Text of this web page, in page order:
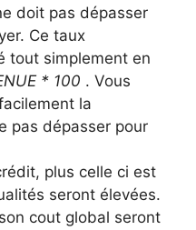
doit pas dépasser
Ce taux
tout simplement en
* 100 . Vous
la
pas dépasser pour
plus celle ci est
seront élevées.
cout global seront